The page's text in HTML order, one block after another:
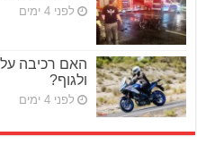
לפני 4 ימים
האם רכיבה על
ולגוף?
לפני 4 ימים